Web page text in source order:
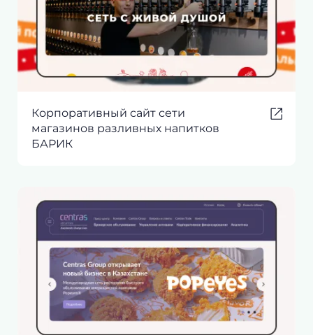
Корпоративный сайт сети
магазинов разливных напитков
БАРИК